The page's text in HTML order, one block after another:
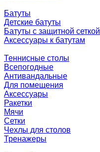
Батуты
Детские батуты
Батуты с защитной сеткой
Аксессуары к батутам
Теннисные столы
Всепогодные
Антивандальные
Для помещения
Аксессуары
Ракетки
Мячи
Сетки
Чехлы для столов
Тренажеры